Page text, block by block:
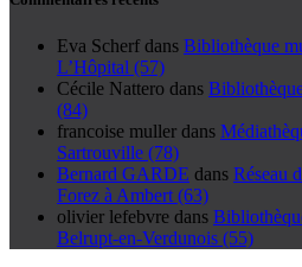
Eva Scherf dans Bibliothèque
L’Hôpital (57)
Cécile Nattero dans
(84)
francoise muller dans
Sartrouville (78)
Bernard GARDE dans Réseau
Forez à Ambert (63)
olivier lefebvre dans
Belrupt-en-Verdunois (55)